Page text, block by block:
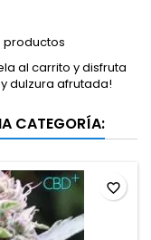
productos
al carrito y disfruta
dulzura afrutada!
CATEGORÍA:
favorite_border